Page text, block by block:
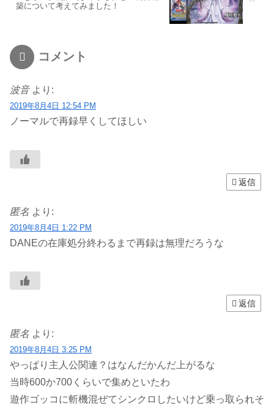
築について考えてみました！
コメント
波音 より:
2019年8月4日 12:54 PM
ノーマルで再録早くしてほしい
返信
匿名 より:
2019年8月4日 1:22 PM
DANEの在庫処分終わるまで再録は無理だろうな
返信
匿名 より:
2019年8月4日 3:25 PM
やっぱり主人公関連？はなんだかんだ上がるな
当時600か700くらいで集めといたわ
遊作ゴッコに斬機混ぜてシンクロしたいけど乗っ取られそ